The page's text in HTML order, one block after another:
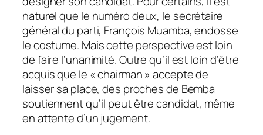
naturel que le numéro deux, le secrétaire
général du parti, François Muamba, endosse
le costume. Mais cette perspective est loin
de faire l’unanimité. Outre qu’il est loin d’être
acquis que le « chairman » accepte de
laisser sa place, des proches de Bemba
soutiennent qu’il peut être candidat, même
en attente d’un jugement.